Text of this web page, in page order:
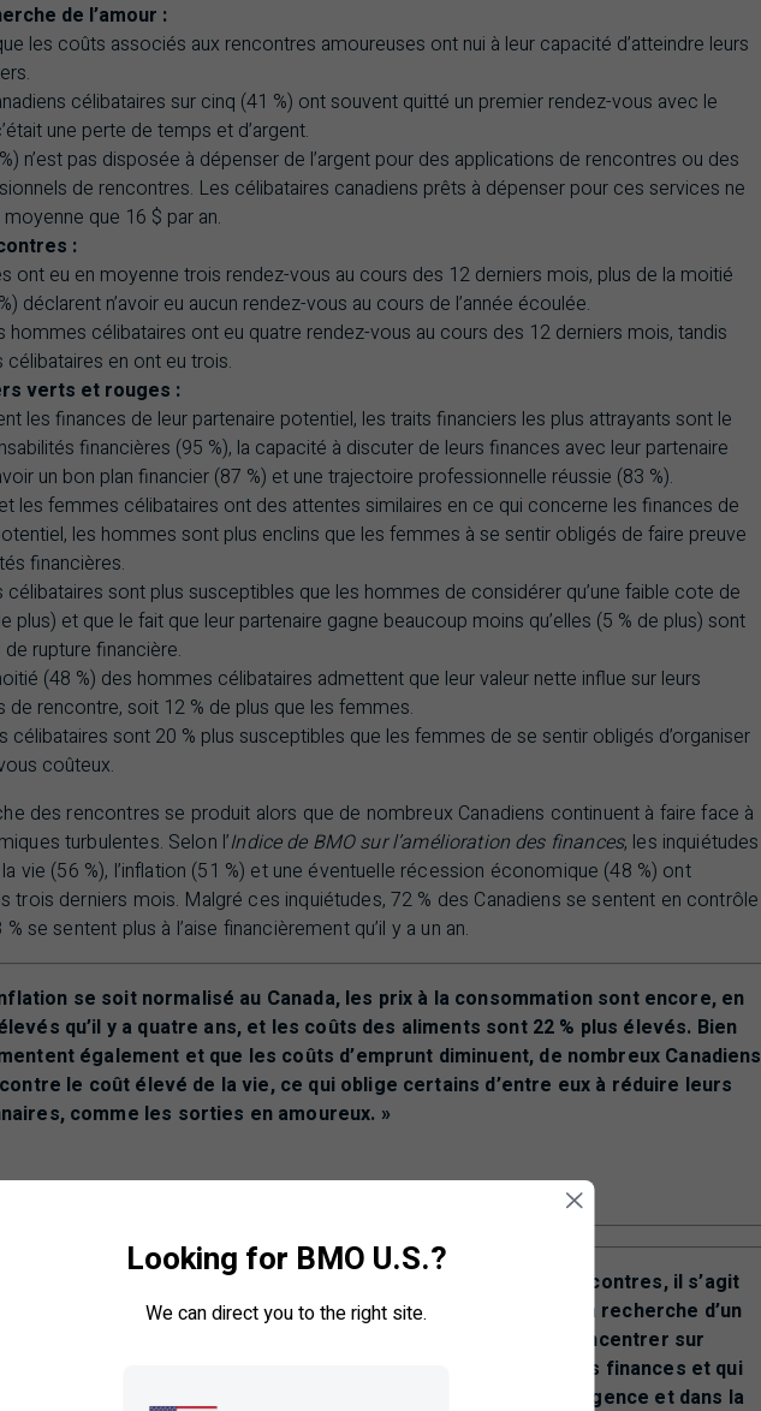
de l’amour :
les coûts associés aux rencontres amoureuses ont nui à leur capacité d’atteindre leurs
célibataires sur cinq (41 %) ont souvent quitté un premier rendez-vous avec le
une perte de temps et d’argent.
n’est pas disposée à dépenser de l’argent pour des applications de rencontres ou des
de rencontres. Les célibataires canadiens prêts à dépenser pour ces services ne
que 16 $ par an.
:
ont eu en moyenne trois rendez-vous au cours des 12 derniers mois, plus de la moitié
déclarent n’avoir eu aucun rendez-vous au cours de l’année écoulée.
hommes célibataires ont eu quatre rendez-vous au cours des 12 derniers mois, tandis
en ont eu trois.
verts et rouges :
les finances de leur partenaire potentiel, les traits financiers les plus attrayants sont le
financières (95 %), la capacité à discuter de leurs finances avec leur partenaire
un bon plan financier (87 %) et une trajectoire professionnelle réussie (83 %).
les femmes célibataires ont des attentes similaires en ce qui concerne les finances de
les hommes sont plus enclins que les femmes à se sentir obligés de faire preuve
financières.
sont plus susceptibles que les hommes de considérer qu’une faible cote de
plus) et que le fait que leur partenaire gagne beaucoup moins qu’elles (5 % de plus) sont
rupture financière.
(48 %) des hommes célibataires admettent que leur valeur nette influe sur leurs
de rencontre, soit 12 % de plus que les femmes.
célibataires sont 20 % plus susceptibles que les femmes de se sentir obligés d’organiser
coûteux.
des rencontres se produit alors que de nombreux Canadiens continuent à faire face à
turbulentes. Selon l’Indice de BMOsur l’amélioration des finances, les inquiétudes
vie (56 %), l’inflation (51 %) et une éventuelle récession économique (48 %) ont
trois derniers mois. Malgré ces inquiétudes, 72 % des Canadiens se sentent en contrôle
se sentent plus à l’aise financièrement qu’il y a un an.
se soit normalisé au Canada, les prix à la consommation sont encore, en
qu’il y a quatre ans, et les coûts des aliments sont 22 % plus élevés. Bien
également et que les coûts d’emprunt diminuent, de nombreux Canadiens
le coût élevé de la vie, ce qui oblige certains d’entre eux à réduire leurs
comme les sorties en amoureux. »
l’argent est profondément personnelle, et dans le cas des rencontres, il s’agit
comme un coût ou comme un investissement. Que la recherche d’un
immédiat ou à long terme, les Canadiens devraient se concentrer sur
financier qui donne la priorité à l’amélioration de leurs propres finances et qui
en investissant régulièrement dans un fonds d’épargne d’urgence et dans la
Looking for BMO U.S.?
We can direct you to the right site.